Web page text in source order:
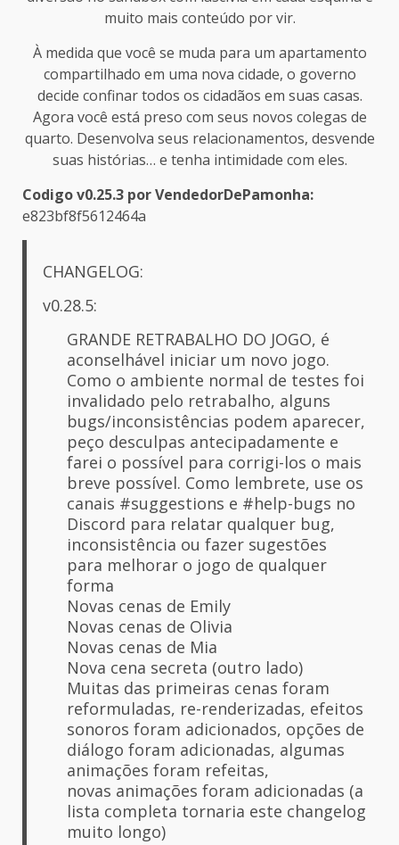
muito mais conteúdo por vir.
À medida que você se muda para um apartamento
compartilhado em uma nova cidade, o governo
decide confinar todos os cidadãos em suas casas.
Agora você está preso com seus novos colegas de
quarto. Desenvolva seus relacionamentos, desvende
suas histórias… e tenha intimidade com eles.​
Codigov0.25.3 por VendedorDePamonha:
e823bf8f5612464a
CHANGELOG:
v0.28.5:
GRANDE RETRABALHO DO JOGO, é
aconselhável iniciar um novo jogo.
Como o ambiente normal de testes foi
invalidado pelo retrabalho, alguns
bugs/inconsistências podem aparecer,
peço desculpas antecipadamente e
farei o possível para corrigi-los o mais
breve possível. Como lembrete, use os
canais #suggestions e #help-bugs no
Discord para relatar qualquer bug,
inconsistência ou fazer sugestões
para melhorar o jogo de qualquer
forma
Novas cenas de Emily
Novas cenas de Olivia
Novas cenas de Mia
Nova cena secreta (outro lado)
Muitas das primeiras cenas foram
reformuladas, re-renderizadas, efeitos
sonoros foram adicionados, opções de
diálogo foram adicionadas, algumas
animações foram refeitas,
novas animações foram adicionadas (a
lista completa tornaria este changelog
muito longo)